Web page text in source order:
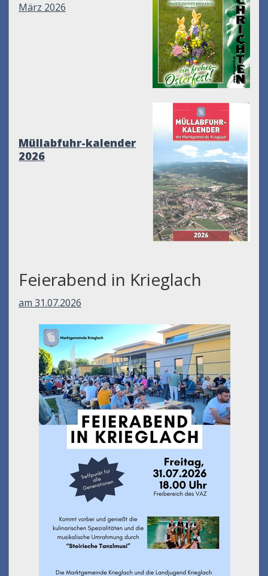
März 2026
Müllabfuhr-kalender
2026
Feierabend in Krieglach
am 31.07.2026